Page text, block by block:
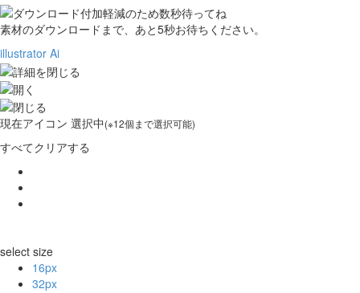
素材のダウンロードまで、あと5秒お待ちください。
illustrator Ai
現在アイコン 選択中(※12個まで選択可能)
すべてクリアする
select size
16px
32px